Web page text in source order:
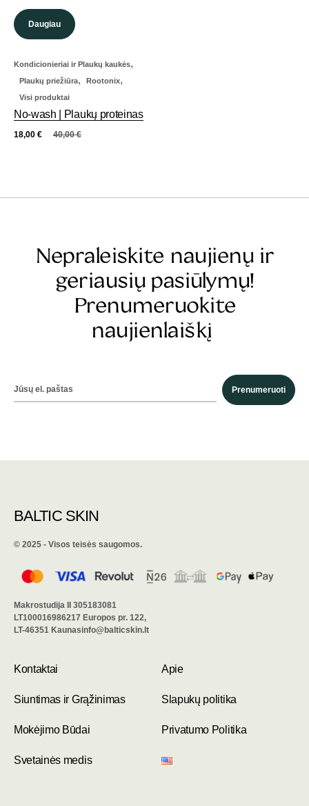
Daugiau
Kondicionieriai ir Plaukų kaukės,
Plaukų priežiūra, Rootonix,
Visi produktai
No-wash | Plaukų proteinas
40,00€
18,00 €
Nepraleiskite naujienų ir
geriausių pasiūlymų!
Prenumeruokite
naujienlaiškį
Prenumeruoti
BALTIC SKIN
©️ 2025 - Visos teisės saugomos.
Kontaktai Apie
Siuntimas ir Grąžinimas Slapukų politika
Mokėjimo Būdai Privatumo Politika
Svetainės medis
Makrostudija II 305183081
LT100016986217 Europos pr. 122,
LT-46351 Kaunasinfo@balticskin.lt